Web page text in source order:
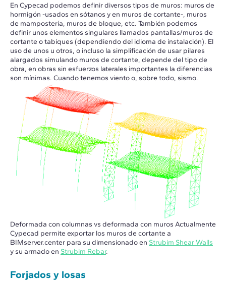
En Cypecad podemos definir diversos tipos de muros: muros de
hormigón -usados en sótanos y en muros de cortante-, muros
de mampostería, muros de bloque, etc. También podemos
definir unos elementos singulares llamados pantallas/muros de
cortante o tabiques (dependiendo del idioma de instalación). El
uso de unos u otros, o incluso la simplificación de usar pilares
alargados simulando muros de cortante, depende del tipo de
obra, en obras sin esfuerzos laterales importantes la diferencias
son mínimas. Cuando tenemos viento o, sobre todo, sismo.
Deformada con columnas vs deformada con muros Actualmente
Cypecad permite exportar los muros de cortante a
BIMserver.center para su dimensionado en Strubim Shear Walls
y su armado en Strubim Rebar.
Forjados y losas